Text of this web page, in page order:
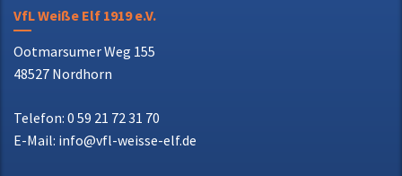
VfL Weiße Elf 1919 e.V.
Ootmarsumer Weg 155